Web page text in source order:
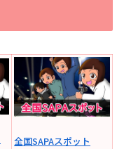
全国SAPAスポット